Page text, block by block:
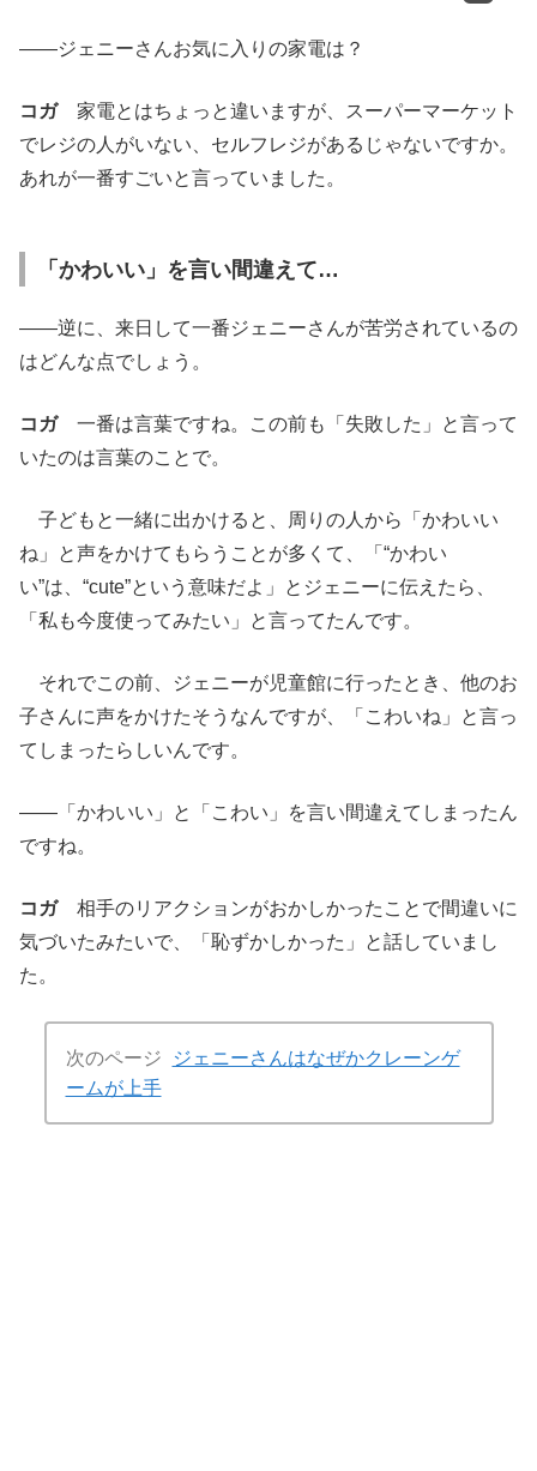
――ジェニーさんお気に入りの家電は？
コガ家電とはちょっと違いますが、スーパーマーケット
でレジの人がいない、セルフレジがあるじゃないですか。
あれが一番すごいと言っていました。
「かわいい」を言い間違えて…
――逆に、来日して一番ジェニーさんが苦労されているの
はどんな点でしょう。
コガ一番は言葉ですね。この前も「失敗した」と言って
いたのは言葉のことで。
子どもと一緒に出かけると、周りの人から「かわいい
ね」と声をかけてもらうことが多くて、「“かわい
い”は、“cute”という意味だよ」とジェニーに伝えたら、
「私も今度使ってみたい」と言ってたんです。
それでこの前、ジェニーが児童館に行ったとき、他のお
子さんに声をかけたそうなんですが、「こわいね」と言っ
てしまったらしいんです。
――「かわいい」と「こわい」を言い間違えてしまったん
ですね。
コガ相手のリアクションがおかしかったことで間違いに
気づいたみたいで、「恥ずかしかった」と話していまし
た。
次のページ
ジェニーさんはなぜかクレーンゲ
ームが上手